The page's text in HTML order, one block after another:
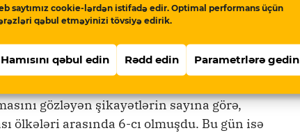
saytımız cookie-lərdən istifadə edir. Optimal performans üçün
qəbul etməyinizi tövsiyə edirik.
Hamısını qəbul edin Rədd edin Parametrlərə gedin
onluqda idi. 2016-cı ildə isə
şikayətlərin sayı bir qədər də artdı
bir az azalmışdı – 679 olmuşdu.
isə 397 olmuşdu”.
gözləyən şikayətlərin sayına görə,
ölkələri arasında 6-cı olmuşdu. Bu gün isə